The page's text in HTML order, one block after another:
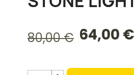
80,00 € 64,00 €